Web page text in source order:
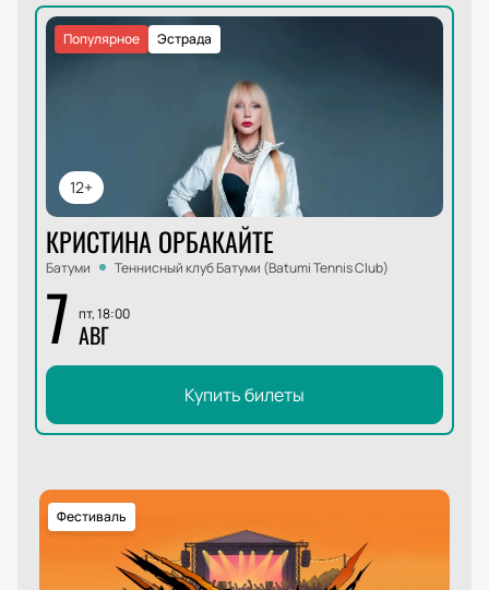
12+
Эстрада
Популярное
КРИСТИНА ОРБАКАЙТЕ
Батуми Теннисный клуб Батуми (Batumi Tennis Club)
7 пт, 18:00
АВГ
Купить билеты
Фестиваль